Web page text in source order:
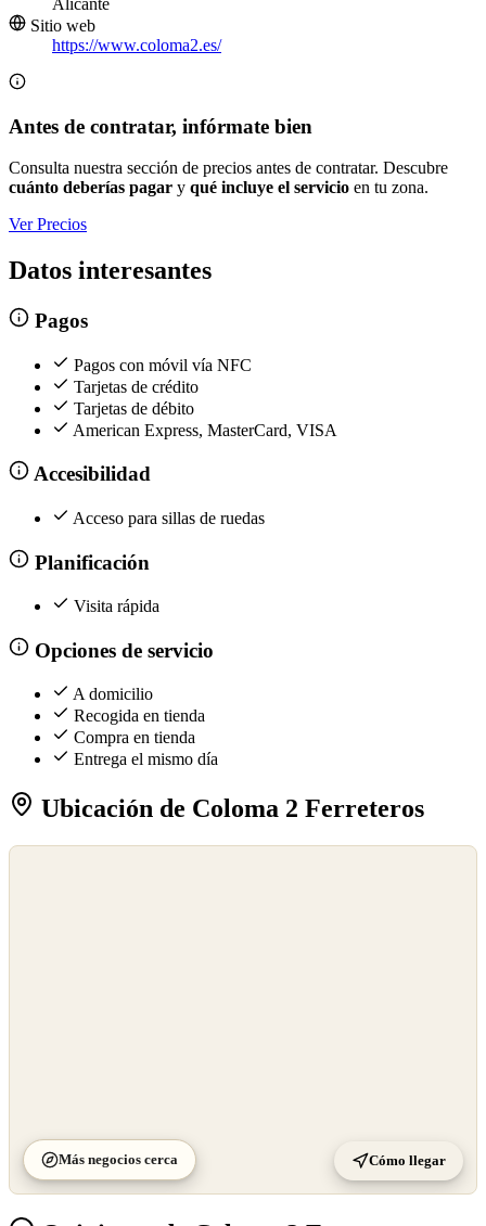
Alicante
Sitio web
https://www.coloma2.es/
Antes de contratar, infórmate bien
Consulta nuestra sección de precios antes de contratar. Descubre
cuánto deberías pagar y qué incluye el servicio en tu zona.
Ver Precios
Datos interesantes
Pagos
Pagos con móvil vía NFC
Tarjetas de crédito
Tarjetas de débito
American Express, MasterCard, VISA
Accesibilidad
Acceso para sillas de ruedas
Planificación
Visita rápida
Opciones de servicio
A domicilio
Recogida en tienda
Compra en tienda
Entrega el mismo día
Ubicación de Coloma 2 Ferreteros
Más negocios cerca Cómo llegar